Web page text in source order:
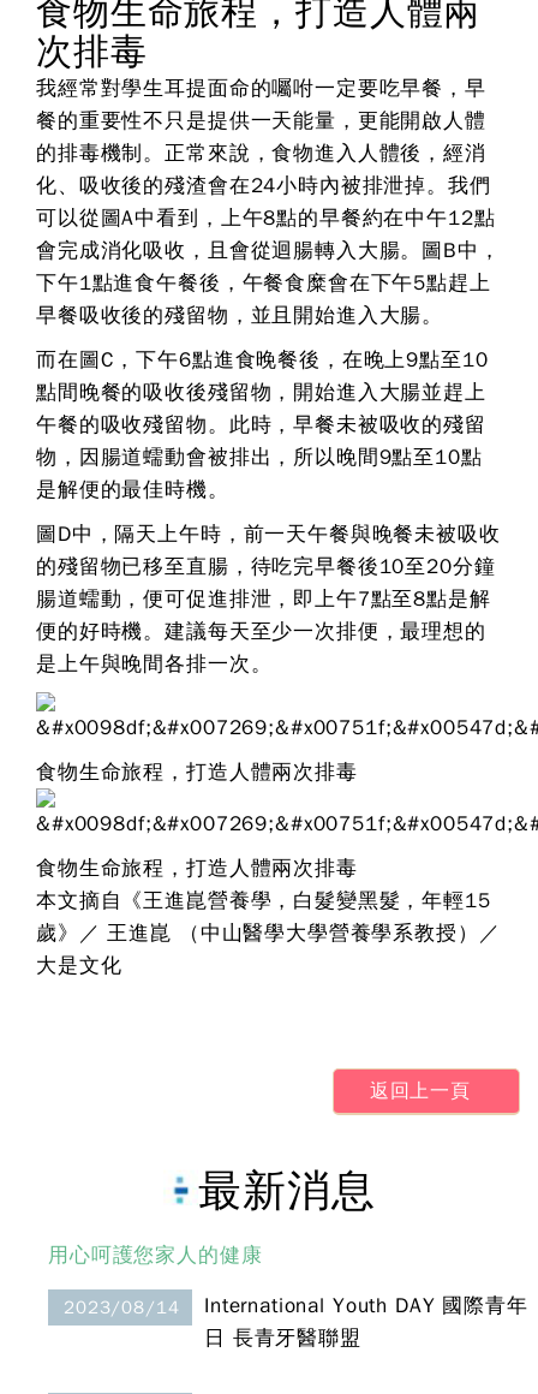
食物生命旅程，打造人體兩
次排毒
我經常對學生耳提面命的囑咐一定要吃早餐，早
餐的重要性不只是提供一天能量，更能開啟人體
的排毒機制。正常來說，食物進入人體後，經消
化、吸收後的殘渣會在24小時內被排泄掉。我們
可以從圖A中看到，上午8點的早餐約在中午12點
會完成消化吸收，且會從迴腸轉入大腸。圖B中，
下午1點進食午餐後，午餐食糜會在下午5點趕上
早餐吸收後的殘留物，並且開始進入大腸。
而在圖C，下午6點進食晚餐後，在晚上9點至10
點間晚餐的吸收後殘留物，開始進入大腸並趕上
午餐的吸收殘留物。此時，早餐未被吸收的殘留
物，因腸道蠕動會被排出，所以晚間9點至10點
是解便的最佳時機。
圖D中，隔天上午時，前一天午餐與晚餐未被吸收
的殘留物已移至直腸，待吃完早餐後10至20分鐘
腸道蠕動，便可促進排泄，即上午7點至8點是解
便的好時機。建議每天至少一次排便，最理想的
是上午與晚間各排一次。
食物生命旅程，打造人體兩次排毒
食物生命旅程，打造人體兩次排毒
本文摘自《王進崑營養學，白髮變黑髮，年輕15
歲》／ 王進崑 （中山醫學大學營養學系教授）／
大是文化
返回上一頁
最新消息
用心呵護您家人的健康
2023/08/14
International Youth DAY 國際青年
日 長青牙醫聯盟